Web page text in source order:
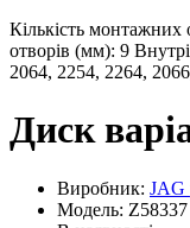
Кількість
отворів (мм): 9
2064, 2254, 2264,
Диск
Виробник: JAG
Модель: Z58337